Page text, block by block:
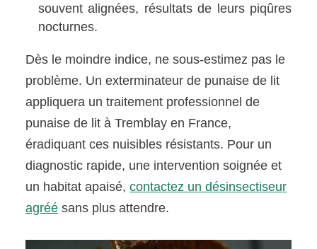
souvent alignées, résultats de leurs piqûres
nocturnes.
Dès le moindre indice, ne sous-estimez pas le
problème. Un exterminateur de punaise de lit
appliquera un traitement professionnel de
punaise de lit à Tremblay en France,
éradiquant ces nuisibles résistants. Pour un
diagnostic rapide, une intervention soignée et
un habitat apaisé,contactez un désinsectiseur
agréé sans plus attendre.